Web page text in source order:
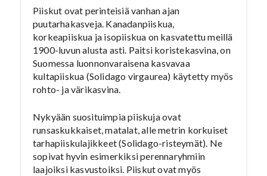
Piiskut ovat perinteisiä vanhan ajan
puutarhakasveja. Kanadanpiiskua,
korkeapiiskua ja isopiiskua on kasvatettu meillä
1900-luvun alusta asti. Paitsi koristekasvina, on
Suomessa luonnonvaraisena kasvavaa
kultapiiskua (Solidago virgaurea) käytetty myös
rohto- ja värikasvina.
Nykyään suosituimpia piiskuja ovat
runsaskukkaiset, matalat, alle metrin korkuiset
tarhapiiskulajikkeet (Solidago-risteymät). Ne
sopivat hyvin esimerkiksi perennaryhmiin
laajoiksi kasvustoiksi. Piiskut ovat myös